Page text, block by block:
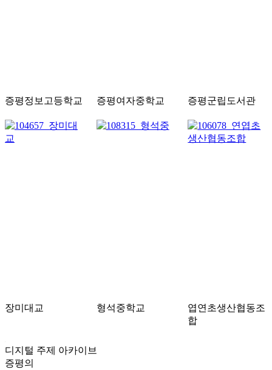
증평정보고등학교 증평여자중학교 증평군립도서관
장미대교 형석중학교
엽연초생산협동조
합
디지털 주제 아카이브
증평의